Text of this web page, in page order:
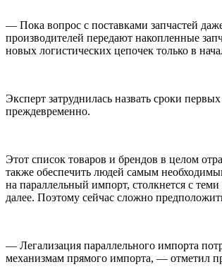
— Пока вопрос с поставками запчастей
производителей передают накопленные
новых логистических цепочек только в
Эксперт затруднилась назвать сроки
преждевременно.
Этот список товаров и брендов в целом
также обеспечить людей самым
на параллельный импорт, столкнется с
далее. Поэтому сейчас сложно
— Легализация параллельного импорта
механизмам прямого импорта, — отметил